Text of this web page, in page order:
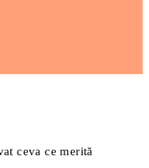
ceva ce merită